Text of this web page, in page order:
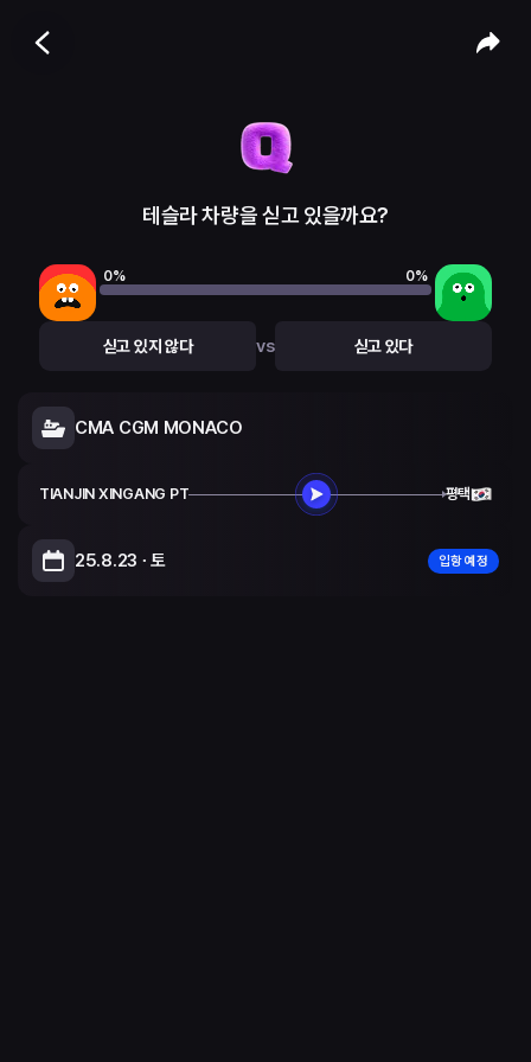
테슬라 차량을 싣고 있을까요?
0% 0%
싣고 있지 않다 vs 싣고 있다
CMA CGM MONACO
TIANJIN XINGANG PT 평택
25.8.23 ∙ 토 입항 예정